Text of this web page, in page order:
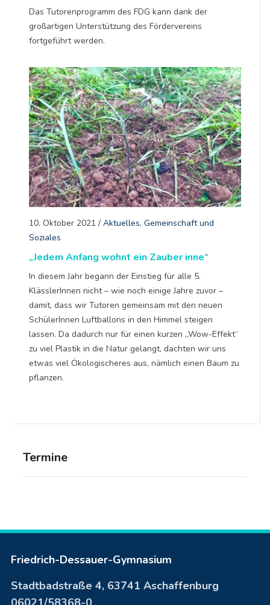
Termine
Das Tutorenprogramm des FDG kann dank der
großartigen Unterstützung des Fördervereins
fortgeführt werden.
10. Oktober 2021 / Aktuelles, Gemeinschaft und
Soziales
„Jedem Anfang wohnt ein Zauber inne“
In diesem Jahr begann der Einstieg für alle 5.
KlässlerInnen nicht – wie noch einige Jahre zuvor –
damit, dass wir Tutoren gemeinsam mit den neuen
SchülerInnen Luftballons in den Himmel steigen
lassen. Da dadurch nur für einen kurzen „Wow-Effekt“
zu viel Plastik in die Natur gelangt, dachten wir uns
etwas viel Ökologischeres aus, nämlich einen Baum zu
pflanzen.
Friedrich-Dessauer-Gymnasium
Stadtbadstraße 4, 63741 Aschaffenburg